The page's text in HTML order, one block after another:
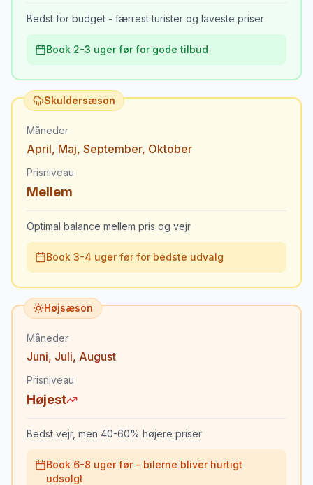
Bedst for budget - færrest turister og laveste priser
Book 2-3 uger før for gode tilbud
Skuldersæson
Måneder
April, Maj, September, Oktober
Prisniveau
Mellem
Optimal balance mellem pris og vejr
Book 3-4 uger før for bedste udvalg
Højsæson
Måneder
Juni, Juli, August
Prisniveau
Højest
Bedst vejr, men 40-60% højere priser
Book 6-8 uger før - bilerne bliver hurtigt
udsolgt